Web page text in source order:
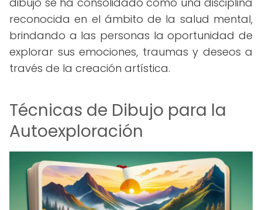
reconocida en el ámbito de la salud mental,
brindando a las personas la oportunidad de
explorar sus emociones, traumas y deseos a
través de la creación artística.
Técnicas de Dibujo para la
Autoexploración